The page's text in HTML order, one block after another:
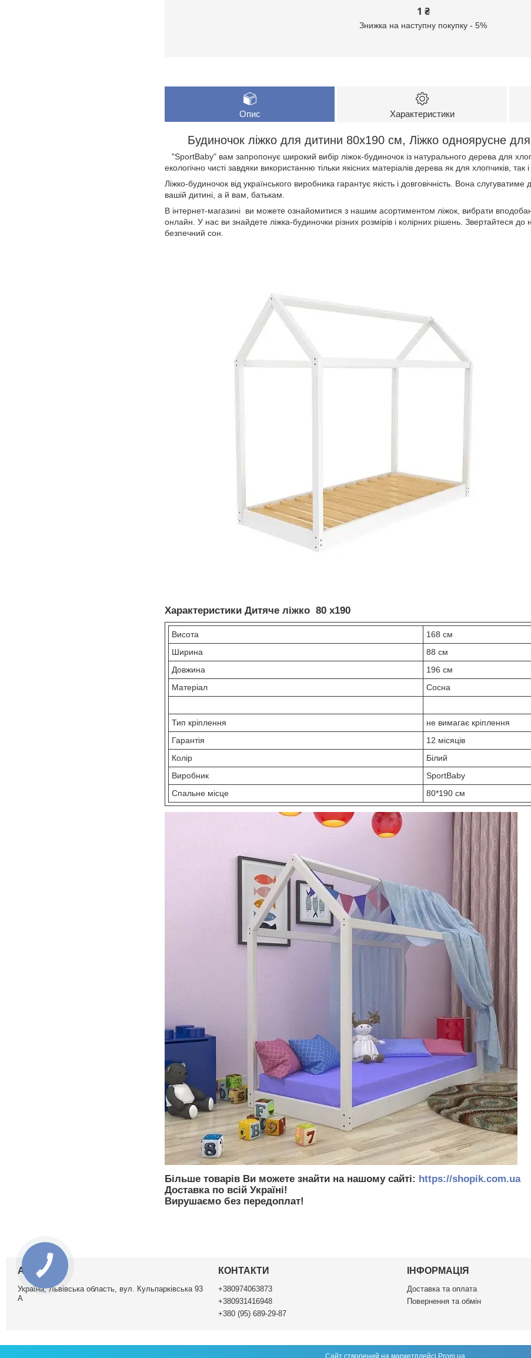
1 ₴
Знижка на наступну покупку - 5%
Опис Характеристики
Будиночок ліжко для дитини 80x190 см, Ліжко одноярусне
"SportBaby" вам запропонує широкий вибір ліжок-будиночок із натурального дерева для
екологічно чисті завдяки використанню тільки якісних матеріалів дерева як для хлопчиків, так і
Ліжко-будиночок від українського виробника гарантує якість і довговічність. Вона слугуватиме
вашій дитині, а й вам, батькам.
В інтернет-магазині ви можете ознайомитися з нашим асортиментом ліжок, вибрати
онлайн. У нас ви знайдете ліжка-будиночки різних розмірів і колірних рішень. Звертайтеся до
безпечний сон.
Характеристики Дитяче ліжко 80 х190
Висота
168 см
Ширина
88 см
Довжина
196 см
Матеріал
Сосна
Тип кріплення
не вимагає кріплення
Гарантія
12 місяців
Колір
Білий
Виробник
SportBaby
Спальне місце
80*190 см
Більше товарів Ви можете знайти на нашому сайті: https://shopik.com.ua
Доставка по всій Україні!
Вирушаємо без передоплат!
АДРЕСА
Україна, Львівська область, вул. Кульпарківська 93
А
КОНТАКТИ
+380974063873
+380931416948
+380 (95) 689-29-87
ІНФОРМАЦІЯ
Доставка та оплата
Повернення та обмін
Сайт створений на маркетплейсі Prom.ua